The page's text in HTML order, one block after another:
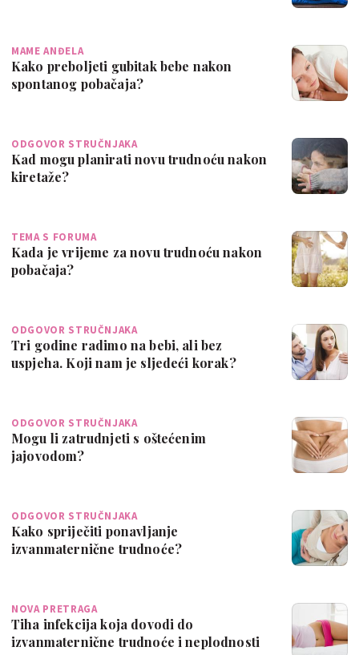
MAME ANĐELA
Kako preboljeti gubitak bebe nakon
spontanog pobačaja?
ODGOVOR STRUČNJAKA
Kad mogu planirati novu trudnoću nakon
kiretaže?
TEMA S FORUMA
Kada je vrijeme za novu trudnoću nakon
pobačaja?
ODGOVOR STRUČNJAKA
Tri godine radimo na bebi, ali bez
uspjeha. Koji nam je sljedeći korak?
ODGOVOR STRUČNJAKA
Mogu li zatrudnjeti s oštećenim
jajovodom?
ODGOVOR STRUČNJAKA
Kako spriječiti ponavljanje
izvanmaternične trudnoće?
NOVA PRETRAGA
Tiha infekcija koja dovodi do
izvanmaternične trudnoće i neplodnosti